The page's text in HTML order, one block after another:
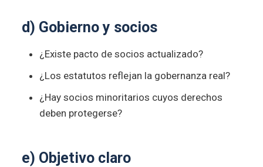
d) Gobierno y socios
¿Existe pacto de socios actualizado?
¿Los estatutos reflejan la gobernanza real?
¿Hay socios minoritarios cuyos derechos
deben protegerse?
e) Objetivo claro